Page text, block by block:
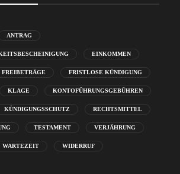
ANTRAG
EINKOMMEN
FREIBETRÄGE FRISTLOSE KÜNDIGUNG
KLAGE KONTOFÜHRUNGSGEBÜHREN
KÜNDIGUNGSSCHUTZ RECHTSMITTEL
TESTAMENT VERJÄHRUNG
WARTEZEIT WIDERRUF